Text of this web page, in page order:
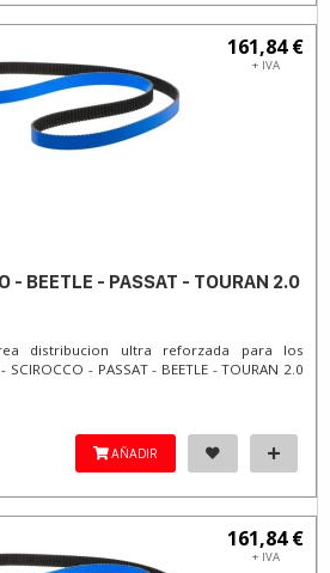
161,84 €
+ IVA
- BEETLE - PASSAT - TOURAN 2.0
distribucion ultra reforzada para los
- PASSAT - BEETLE - TOURAN 2.0
AÑADIR
161,84 €
+ IVA